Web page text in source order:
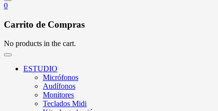
0
Carrito de Compras
No products in the cart.
ESTUDIO
Micrófonos
Audífonos
Monitores
Teclados Midi